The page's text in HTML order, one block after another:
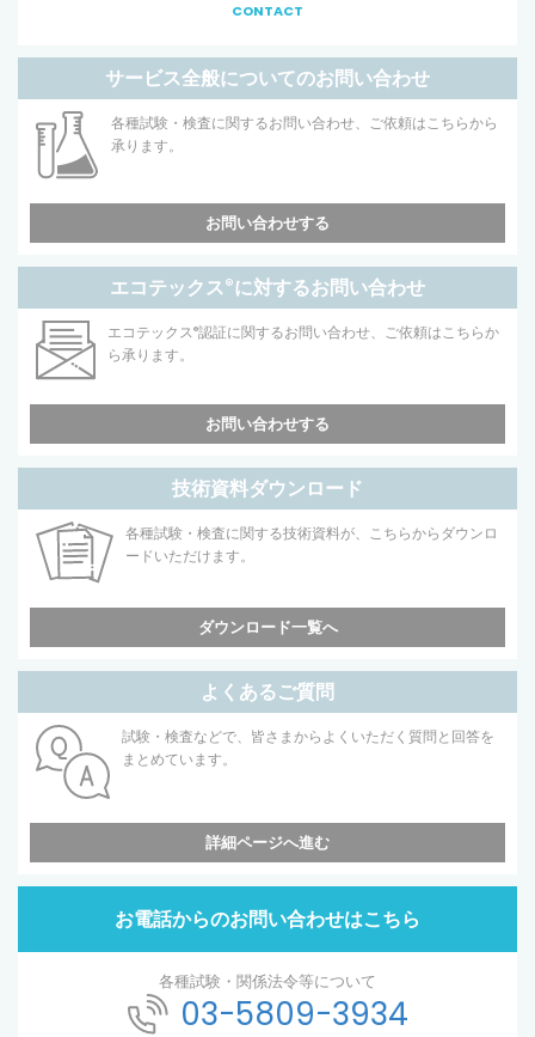
CONTACT
サービス全般についてのお問い合わせ
各種試験・検査に関するお問い合わせ、ご依頼はこちらから
承ります。
お問い合わせする
エコテックス®に対するお問い合わせ
エコテックス®認証に関するお問い合わせ、ご依頼はこちらか
ら承ります。
お問い合わせする
技術資料ダウンロード
各種試験・検査に関する技術資料が、こちらからダウンロ
ードいただけます。
ダウンロード一覧へ
よくあるご質問
試験・検査などで、皆さまからよくいただく質問と回答を
まとめています。
詳細ページへ進む
お電話からのお問い合わせはこちら
各種試験・関係法令等について
03-5809-3934